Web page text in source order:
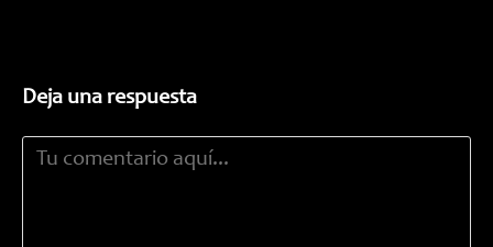
Deja una respuesta
Comentario